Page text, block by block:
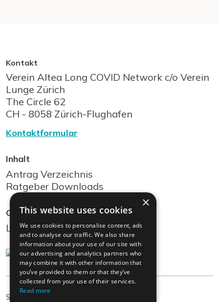
Kontakt
Verein Altea Long COVID Network c/o Verein
Lunge Zürich
The Circle 62
CH - 8058 Zürich-Flughafen
Kontaktformular
Inhalt
Antrag Verzeichnis
Ratgeber Downloads
Community
Log In
Sprache wählen
×
This website uses cookies
We use cookies to personalise content, ads
and to analyse our traffic. We also share
information about your use of our site with
our advertising and analytics partners who
may combine it with other information that
you’ve provided to them or that they’ve
collected from your use of their services.
Read more